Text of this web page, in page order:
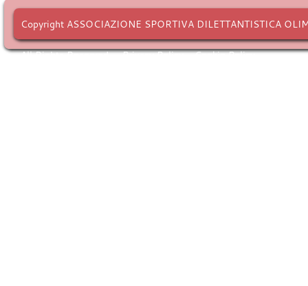
Copyright ASSOCIAZIONE SPORTIVA DILETTANTISTICA
All Rights Reserved. -Privacy Policy-Cookie Policy